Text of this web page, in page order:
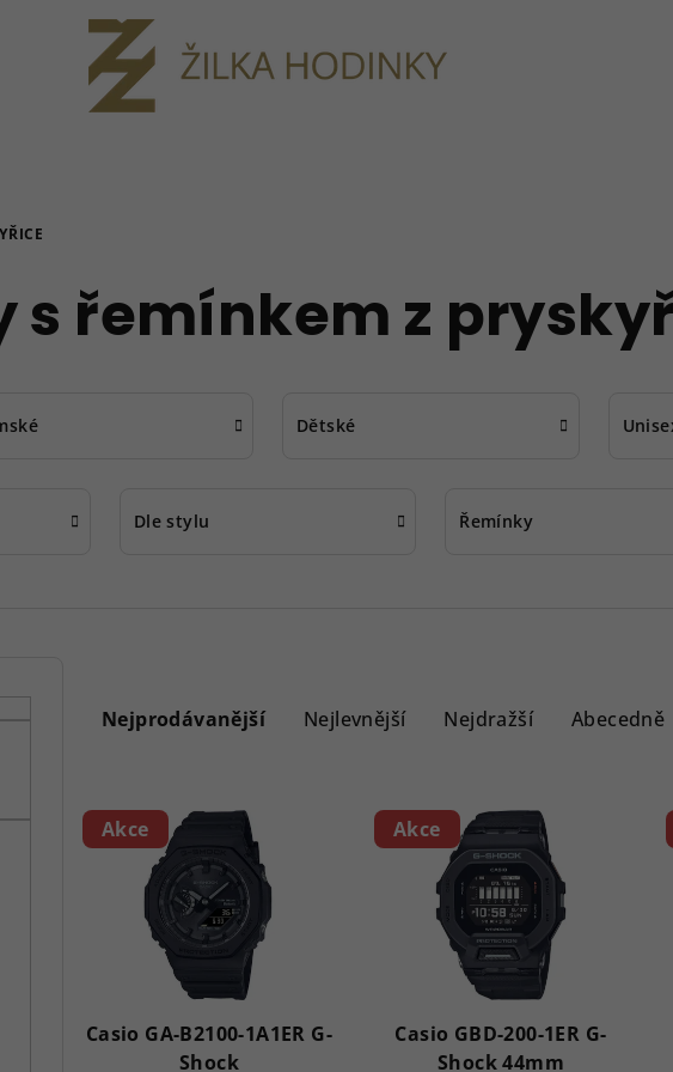
s řemínkem z
Dětské
Dle stylu Řemínky
a
e
o
Nejprodávanější Nejlevnější Nejdražší Abecedně
V
ý
p
Akce
Casio GA-B2100-1A1ER G-
Shock
Akce
Casio GBD-200-1ER G-
Shock 44mm